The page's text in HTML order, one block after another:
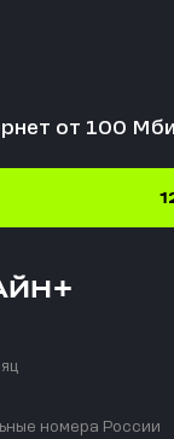
от 100
номера России